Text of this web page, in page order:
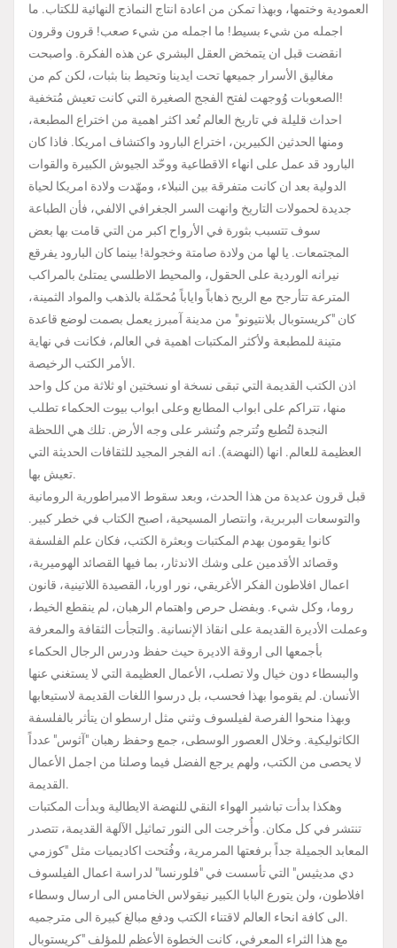
العمودية وختمها، وبهذا تمكن من اعادة انتاج النماذج النهائية للكتاب. ما
اجمله من شيء بسيط! ما اجمله من شيء صعب! قرون وقرون
انقضت قبل ان يتمخض العقل البشري عن هذه الفكرة. واصبحت
مغاليق الأسرار جميعها تحت ايدينا وتحيط بنا بثبات، لكن كم من
الصعوبات وُوجهت لفتح الفجج الصغيرة التي كانت تعيش مُتخفية!
احداث قليلة في تاريخ العالم تُعد اكثر اهمية من اختراع المطبعة،
ومنها الحدثين الكبيرين، اختراع البارود واكتشاف امريكا. فاذا كان
البارود قد عمل على انهاء الاقطاعية ووحّد الجيوش الكبيرة والقوات
الدولية بعد ان كانت متفرقة بين النبلاء، ومهّدت ولادة امريكا لحياة
جديدة لحمولات التاريخ وانهت السر الجغرافي الالفي، فأن الطباعة
سوف تتسبب بثورة في الأرواح اكبر من التي قامت بها بعض
المجتمعات. يا لها من ولادة صامتة وخجولة! بينما كان البارود يفرقع
نيرانه الوردية على الحقول، والمحيط الاطلسي يمتلئ بالمراكب
المترعة تتأرجح مع الريح ذهاباً واياباً مُحمّلة بالذهب والمواد الثمينة،
كان "كريستوبال بلانتيونو" من مدينة آمبرز يعمل بصمت لوضع قاعدة
متينة للمطبعة ولأكثر المكتبات اهمية في العالم، فكانت في نهاية
الأمر الكتب الرخيصة.
اذن الكتب القديمة التي تبقى نسخة او نسختين او ثلاثة من كل واحد
منها، تتراكم على ابواب المطابع وعلى ابواب بيوت الحكماء تطلب
النجدة لتُطبع وتُترجم وتُنشر على وجه الأرض. تلك هي اللحظة
العظيمة للعالم. انها (النهضة). انه الفجر المجيد للثقافات الحديثة التي
تعيش بها.
قبل قرون عديدة من هذا الحدث، وبعد سقوط الامبراطورية الرومانية
والتوسعات البربرية، وانتصار المسيحية، اصبح الكتاب في خطر كبير.
كانوا يقومون بهدم المكتبات وبعثرة الكتب، فكان علم الفلسفة
وقصائد الأقدمين على وشك الاندثار، بما فيها القصائد الهوميرية،
اعمال افلاطون الفكر الأغريقي، نور اوربا، القصيدة اللاتينية، قانون
روما، وكل شيء. وبفضل حرص واهتمام الرهبان، لم ينقطع الخيط،
وعملت الأديرة القديمة على انقاذ الإنسانية. والتجأت الثقافة والمعرفة
بأجمعها الى اروقة الاديرة حيث حفظ ودرس الرجال الحكماء
والبسطاء دون خيال ولا تصلب، الأعمال العظيمة التي لا يستغني عنها
الأنسان. لم يقوموا بهذا فحسب، بل درسوا اللغات القديمة لاستيعابها
وبهذا منحوا الفرصة لفيلسوف وثني مثل ارسطو ان يتأثر بالفلسفة
الكاثوليكية. وخلال العصور الوسطى، جمع وحفظ رهبان "آثوس" عدداً
لا يحصى من الكتب، ولهم يرجع الفضل فيما وصلنا من اجمل الأعمال
القديمة.
وهكذا بدأت تباشير الهواء النقي للنهضة الايطالية وبدأت المكتبات
تنتشر في كل مكان. وأُخرجت الى النور تماثيل الآلهة القديمة، تتصدر
المعابد الجميلة جداً برفعتها المرمرية، وفُتحت اكاديميات مثل "كوزمي
دي مديثيس" التي تأسست في "فلورنسا" لدراسة اعمال الفيلسوف
افلاطون، ولن يتورع البابا الكبير نيقولاس الخامس الى ارسال وسطاء
الى كافة انحاء العالم لاقتناء الكتب ودفع مبالغ كبيرة الى مترجميه.
مع هذا الثراء المعرفي، كانت الخطوة الأعظم للمؤلف "كريستوبال